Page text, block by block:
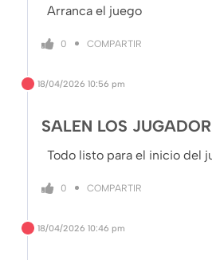
Arranca el juego
0 COMPARTIR
18/04/2026 10:56 pm
SALEN LOS
Todo listo para el inicio del
0 COMPARTIR
18/04/2026 10:46 pm